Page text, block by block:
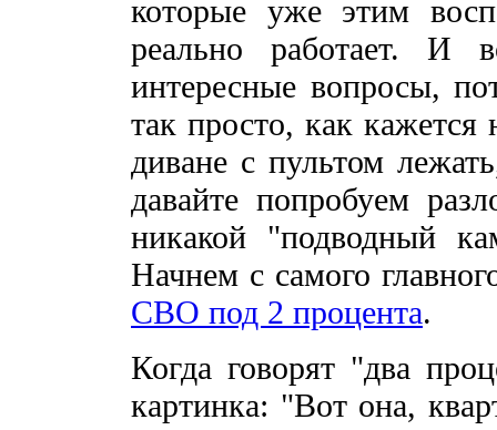
которые уже этим
реально работает. И
интересные вопросы,
так просто, как
диване с пультом
давайте попробуем
никакой "подводный
Начнем с самого
СВО под 2 процента.
Когда говорят "два
картинка: "Вот она,